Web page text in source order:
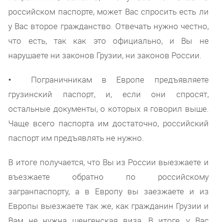
российском паспорте, может Вас спросить есть ли
у Вас второе гражданство. Отвечать нужно честно,
что есть, так как это официально, и Вы не
нарушаете ни законов Грузии, ни законов России.
•
Пограничникам в Европе предъявляете
грузинский паспорт, и, если они спросят,
остальные документы, о которых я говорил выше.
Чаще всего паспорта им достаточно, российский
паспорт им предъявлять не нужно.
В итоге получается, что Вы из России выезжаете и
въезжаете обратно по российскому
загранпаспорту, а в Европу вы заезжаете и из
Европы выезжаете так же, как гражданин Грузии и